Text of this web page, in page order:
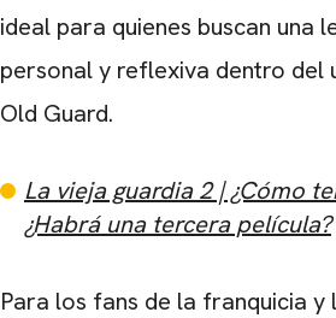
ideal para quienes buscan una
personal y reflexiva dentro del
Old Guard.
La vieja guardia 2 | ¿Cómo
¿Habrá una tercera película?
Para los fans de la franquicia